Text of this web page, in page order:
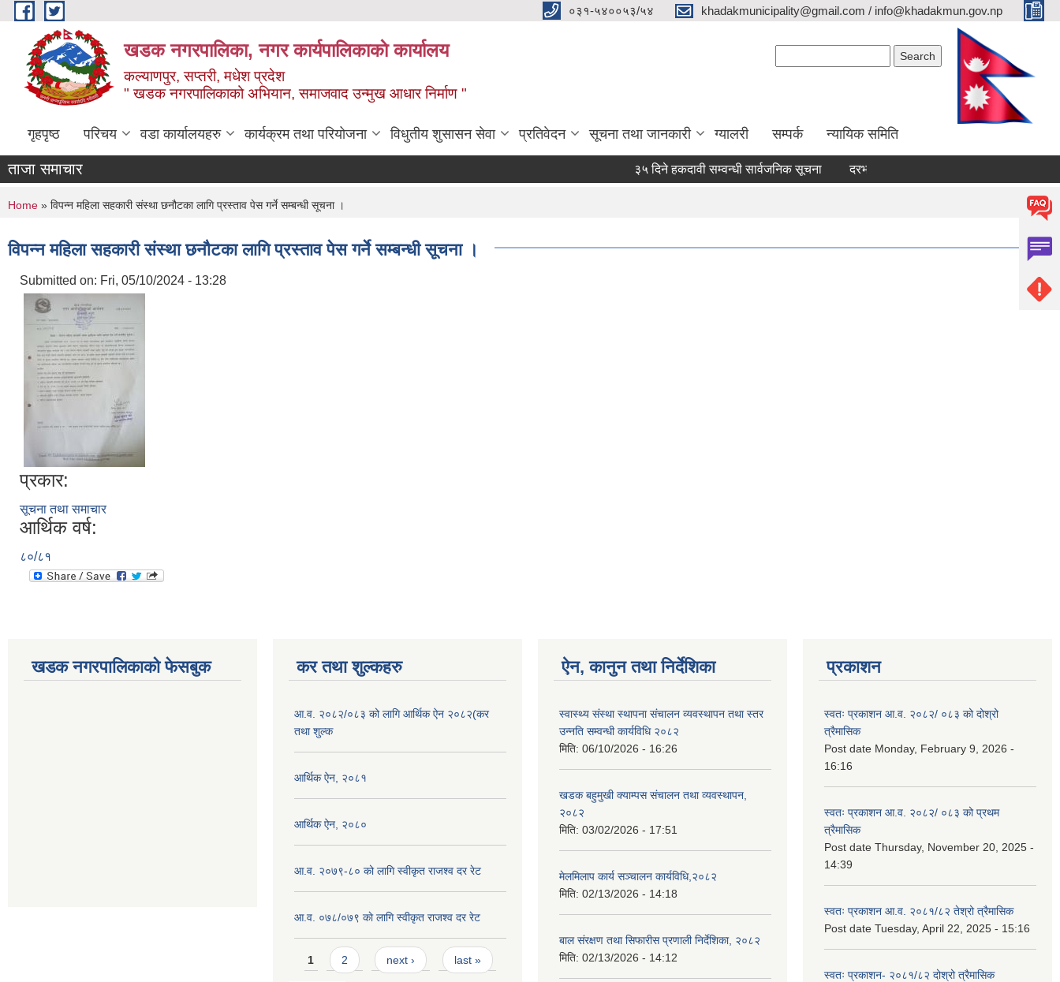
Skip to main content ०३१-५४००५३/५४ khadakmunicipality@gmail.com / info@khadakmun.gov.np
खडक नगरपालिका, नगर कार्यपालिकाकाे कार्यालय
कल्याणपुर, सप्तरी, मधेश प्रदेश
" खडक नगरपालिकाको अभियान, समाजवाद उन्मुख आधार निर्माण "
गृहपृष्ठ परिचय वडा कार्यालयहरु कार्यक्रम तथा परियोजना विधुतीय शुसासन सेवा प्रतिवेदन सूचना तथा जानकारी ग्यालरी सम्पर्क न्यायिक समिति
ताजा समाचार ३५ दिने हकदावी सम्वन्धी सार्वजनिक सूचना दरभाउपत्र स्वीकृत गर्ने आश्यको सूचना
You are here
Home » विपन्न महिला सहकारी संस्था छनौटका लागि प्रस्ताव पेस गर्ने सम्बन्धी सूचना ।
विपन्न महिला सहकारी संस्था छनौटका लागि प्रस्ताव पेस गर्ने सम्बन्धी सूचना ।
Submitted on: Fri, 05/10/2024 - 13:28
प्रकार:
सूचना तथा समाचार
आर्थिक वर्ष:
८०/८१
खडक नगरपालिकाको फेसबुक कर तथा शुल्कहरु
आ.व. २०८२/०८३ को लागि आर्थिक ऐन २०८२(कर
तथा शुल्क
आर्थिक ऐन, २०८१
आर्थिक ऐन, २०८०
आ.व. २०७९-८० को लागि स्वीकृत राजश्व दर रेट
आ.व. ०७८/०७९ काे लागि स्वीकृत राजश्व दर रेट
Pages
1 2 next › last »
ऐन, कानुन तथा निर्देशिका
स्वास्थ्य संस्था स्थापना संचालन व्यवस्थापन तथा स्तर
उन्नति सम्वन्धी कार्यविधि २०८२
मिति: 06/10/2026 - 16:26
खडक बहुमुखी क्याम्पस संचालन तथा व्यवस्थापन,
२०८२
मिति: 03/02/2026 - 17:51
मेलमिलाप कार्य सञ्चालन कार्यविधि,२०८२
मिति: 02/13/2026 - 14:18
बाल संरक्षण तथा सिफारीस प्रणाली निर्देशिका, २०८२
मिति: 02/13/2026 - 14:12
प्रकाशन
स्वतः प्रकाशन आ.व. २०८२/ ०८३ को दोश्रो
त्रैमासिक
Post date Monday, February 9, 2026 -
16:16
स्वतः प्रकाशन आ.व. २०८२/ ०८३ को प्रथम
त्रैमासिक
Post date Thursday, November 20, 2025 -
14:39
स्वतः प्रकाशन आ.व. २०८१/८२ तेश्रो त्रैमासिक
Post date Tuesday, April 22, 2025 - 15:16
स्वतः प्रकाशन- २०८१/८२ दोश्रो त्रैमासिक